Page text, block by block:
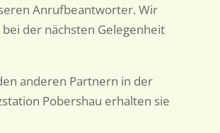
Anrufbeantworter. Wir
der nächsten Gelegenheit
anderen Partnern in der
Pobershau erhalten sie